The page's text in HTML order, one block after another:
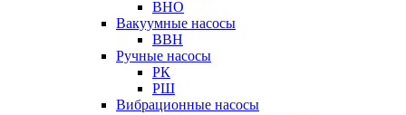
ВНО
Вакуумные насосы
ВВН
Ручные насосы
РК
РШ
Вибрационные насосы